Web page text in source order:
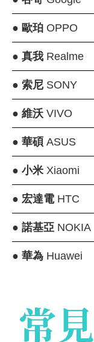
● 歐珀OPPO
● 真我Realme
● 索尼SONY
● 維沃VIVO
● 華碩 ASUS
● 小米Xiaomi
● 宏達電HTC
● 諾基亞NOKIA
● 華為Huawei